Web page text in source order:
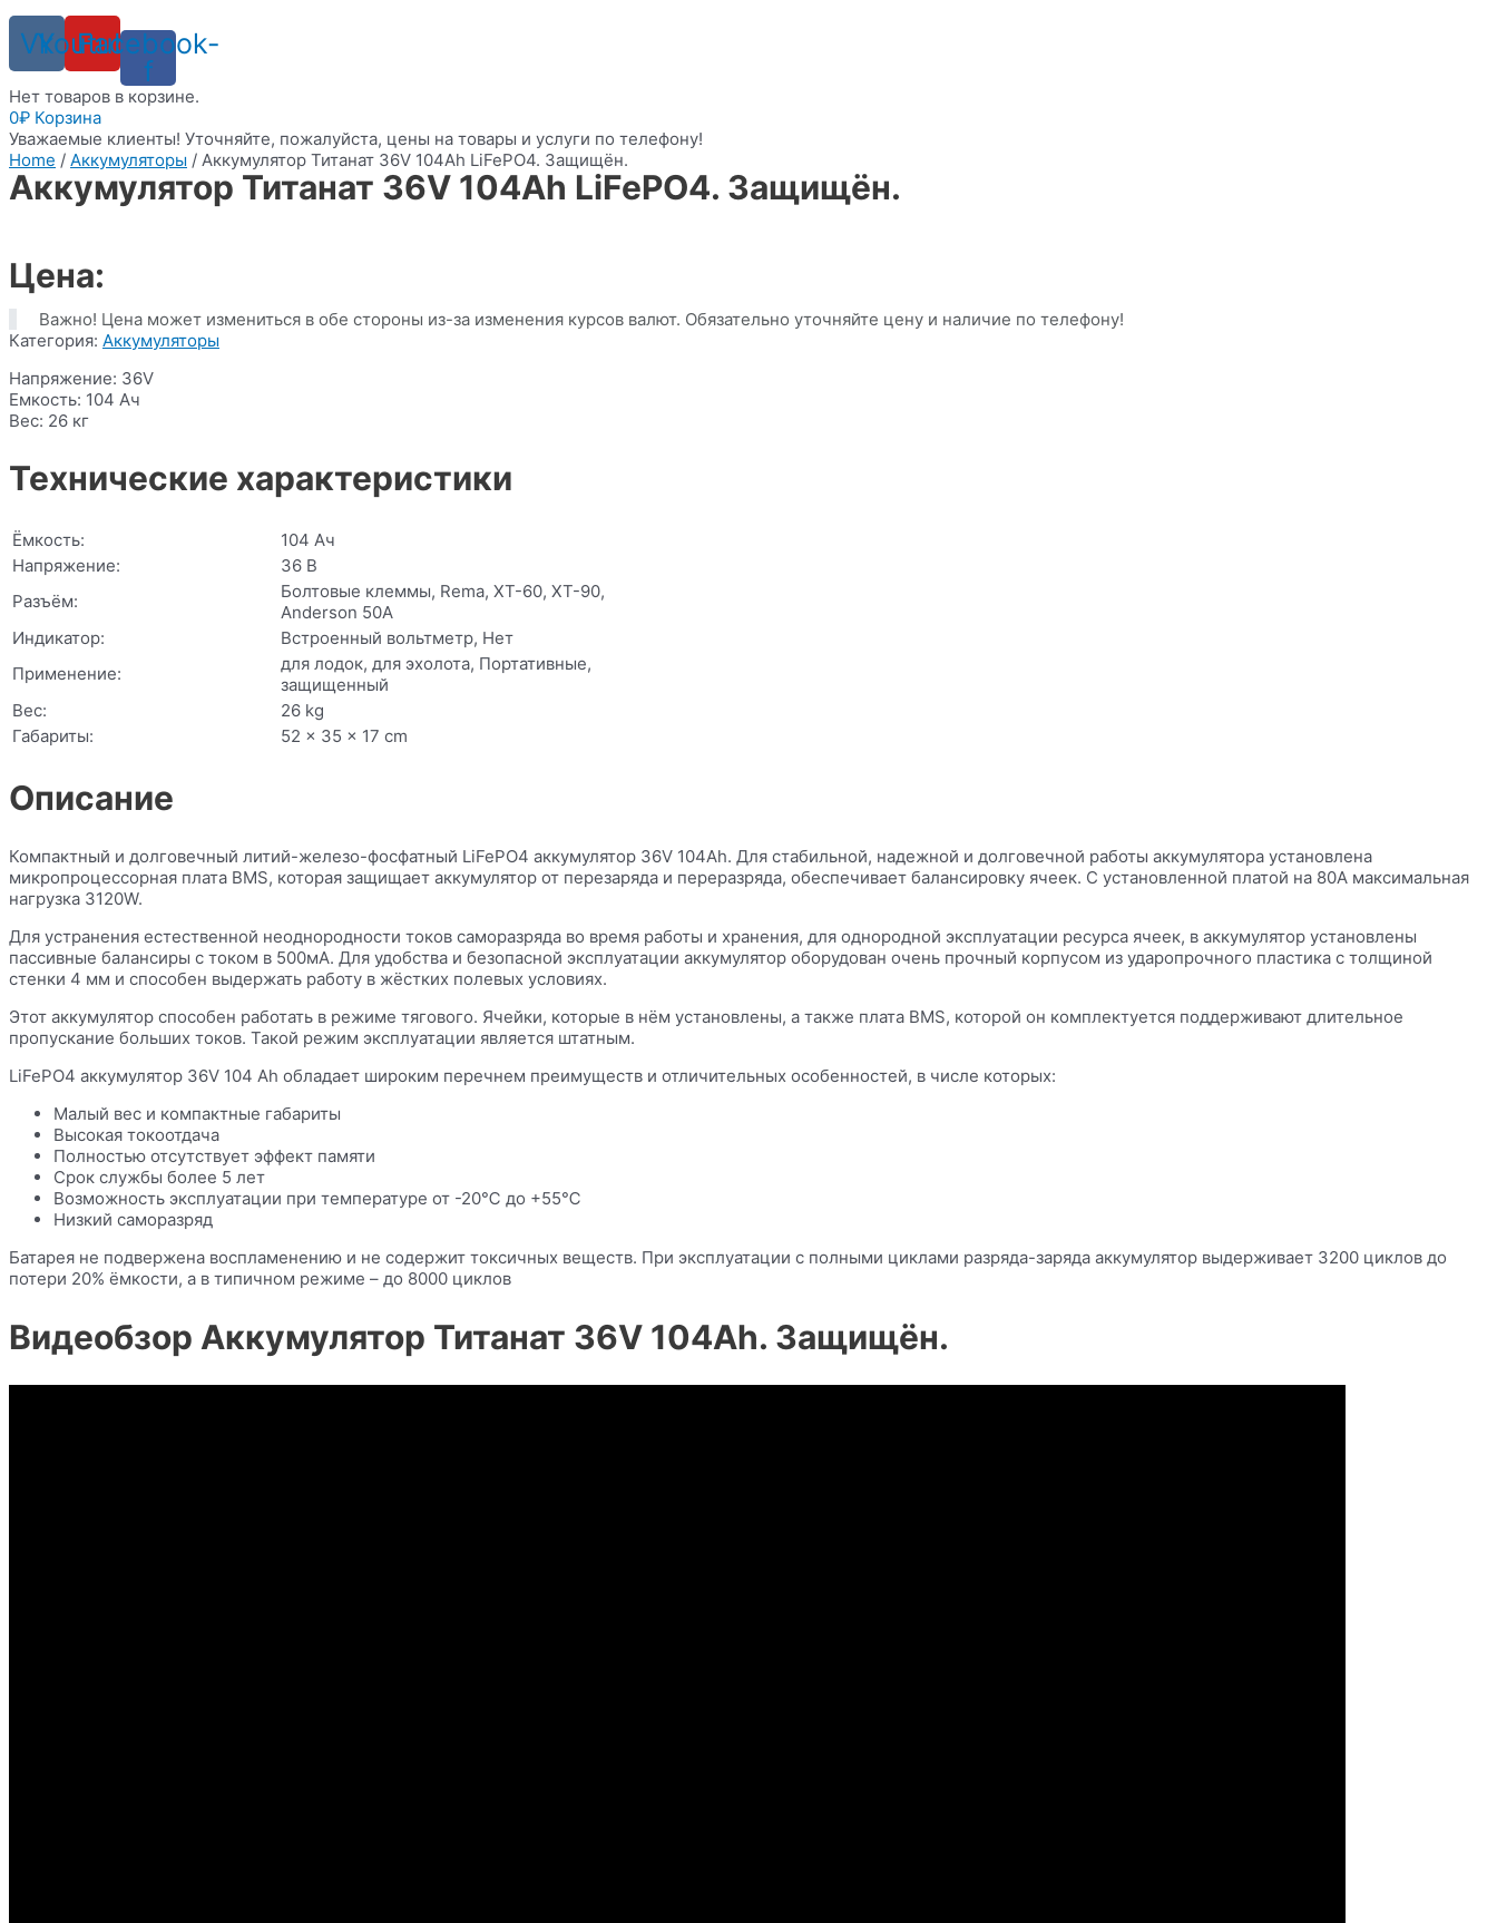
VkYoutube
Facebook-
f
Нет товаров в корзине.
0₽ Корзина
Уважаемые клиенты! Уточняйте, пожалуйста, цены на товары и услуги по телефону!
Home / Аккумуляторы / Аккумулятор Титанат 36V 104Ah LiFePO4. Защищён.
Аккумулятор Титанат 36V 104Ah LiFePO4. Защищён.
Цена:
Важно! Цена может измениться в обе стороны из-за изменения курсов валют. Обязательно уточняйте цену и наличие по телефону!
Категория: Аккумуляторы
Напряжение: 36V
Емкость: 104 Ач
Вес: 26 кг
Технические характеристики
Ёмкость:
104 Ач
Напряжение:
36 В
Разъём:
Болтовые клеммы, Rema, XT-60, XT-90,
Anderson 50A
Индикатор:
Встроенный вольтметр, Нет
Применение:
для лодок, для эхолота, Портативные,
защищенный
Вес:
26 kg
Габариты:
52 × 35 × 17 cm
Описание
Компактный и долговечный литий-железо-фосфатный LiFePO4 аккумулятор 36V 104Ah. Для стабильной, надежной и долговечной работы аккумулятора установлена
микропроцессорная плата BMS, которая защищает аккумулятор от перезаряда и переразряда, обеспечивает балансировку ячеек. С установленной платой на 80A максимальная
нагрузка 3120W.
Для устранения естественной неоднородности токов саморазряда во время работы и хранения, для однородной эксплуатации ресурса ячеек, в аккумулятор установлены
пассивные балансиры с током в 500мА. Для удобства и безопасной эксплуатации аккумулятор оборудован очень прочный корпусом из ударопрочного пластика с толщиной
стенки 4 мм и способен выдержать работу в жёстких полевых условиях.
Этот аккумулятор способен работать в режиме тягового. Ячейки, которые в нём установлены, а также плата BMS, которой он комплектуется поддерживают длительное
пропускание больших токов. Такой режим эксплуатации является штатным.
LiFePO4 аккумулятор 36V 104 Ah обладает широким перечнем преимуществ и отличительных особенностей, в числе которых:
Малый вес и компактные габариты
Высокая токоотдача
Полностью отсутствует эффект памяти
Срок службы более 5 лет
Возможность эксплуатации при температуре от -20℃ до +55℃
Низкий саморазряд
Батарея не подвержена воспламенению и не содержит токсичных веществ. При эксплуатации с полными циклами разряда-заряда аккумулятор выдерживает 3200 циклов до
потери 20% ёмкости, а в типичном режиме – до 8000 циклов
Видеобзор Аккумулятор Титанат 36V 104Ah. Защищён.